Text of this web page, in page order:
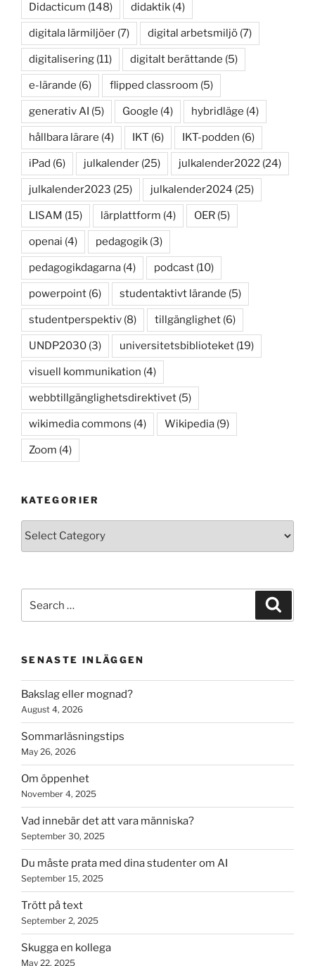
Didacticum (148) didaktik (4)
digitala lärmiljöer (7) digital arbetsmiljö (7)
digitalisering (11) digitalt berättande (5)
e-lärande (6) flipped classroom (5)
generativ AI (5) Google (4) hybridläge (4)
hållbara lärare (4) IKT (6) IKT-podden (6)
iPad (6) julkalender (25) julkalender2022 (24)
julkalender2023 (25) julkalender2024 (25)
LISAM (15) lärplattform (4) OER (5)
openai (4) pedagogik (3)
pedagogikdagarna (4) podcast (10)
powerpoint (6) studentaktivt lärande (5)
studentperspektiv (8) tillgänglighet (6)
UNDP2030 (3) universitetsbiblioteket (19)
visuell kommunikation (4)
webbtillgänglighetsdirektivet (5)
wikimedia commons (4) Wikipedia (9)
Zoom (4)
KATEGORIER
Kategorier
for:
SENASTE INLÄGGEN
Bakslag eller mognad?
August 4, 2026
Sommarläsningstips
May 26, 2026
Om öppenhet
November 4, 2025
Vad innebär det att vara människa?
September 30, 2025
Du måste prata med dina studenter om AI
September 15, 2025
Trött på text
September 2, 2025
Skugga en kollega
May 22, 2025